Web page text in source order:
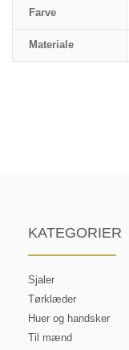
Farve
Materiale
KATEGORIER
Sjaler
Tørklæder
Huer og handsker
Til mænd